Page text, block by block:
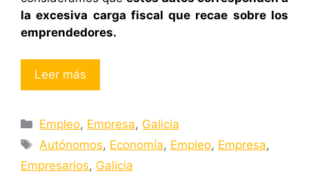
la excesiva carga fiscal que recae sobre los
emprendedores.
Leer más
Categorías
Empleo, Empresa, Galicia
Etiquetas
Autónomos, Economía, Empleo, Empresa,
Empresarios, Galicia